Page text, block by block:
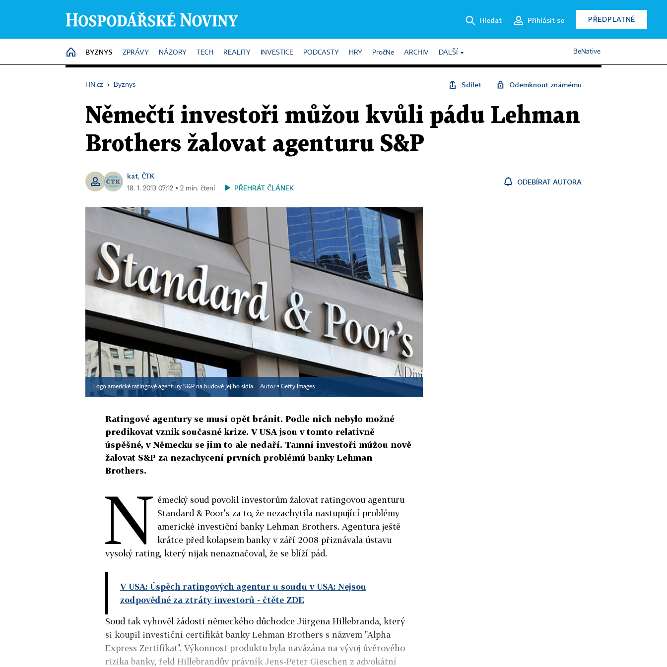
Hledat Přihlásit se PŘEDPLATNÉ
HOME
BYZNYS ZPRÁVY NÁZORY TECH REALITY INVESTICE PODCASTY HRY PročNe ARCHIV DALŠÍ BeNative
HN.cz › Byznys Sdílet Odemknout známému
Němečtí investoři můžou kvůli pádu Lehman
Brothers žalovat agenturu S&P
kat, ČTK
18. 1. 2013 07:12 ▪ 2 min. čtení PŘEHRÁT ČLÁNEK
ODEBÍRAT AUTORA
Logo americké ratingové agentury S&P na budově jejího sídla. Autor ▪ Getty Images
Ratingové agentury se musí opět bránit. Podle nich nebylo možné
predikovat vznik současné krize. V USA jsou v tomto relativně
úspěšné, v Německu se jim to ale nedaří. Tamní investoři můžou nově
žalovat S&P za nezachycení prvních problémů banky Lehman
Brothers.
N ěmecký soud povolil investorům žalovat ratingovou agenturu
Standard & Poor's za to, že nezachytila nastupující problémy
americké investiční banky Lehman Brothers. Agentura ještě
krátce před kolapsem banky v září 2008 přiznávala ústavu
vysoký rating, který nijak nenaznačoval, že se blíží pád.
V USA: Úspěch ratingových agentur u soudu v USA: Nejsou
zodpovědné za ztráty investorů - čtěte ZDE
Soud tak vyhověl žádosti německého důchodce Jürgena Hillebranda, který
si koupil investiční certifikát banky Lehman Brothers s názvem "Alpha
Express Zertifikat". Výkonnost produktu byla navázána na vývoj úvěrového
rizika banky, řekl Hillebrandův právník Jens-Peter Gieschen z advokátní